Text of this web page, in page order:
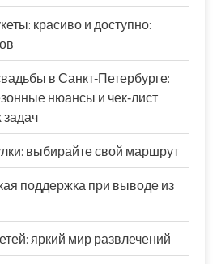
красиво и доступно:
в Санкт‑Петербурге:
нюансы и чек‑лист
задач
выбирайте свой маршрут
поддержка при выводе из
яркий мир развлечений